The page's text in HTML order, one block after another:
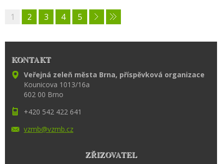
1 2 3 4 5
KONTAKT
Veřejná zeleň města Brna, příspěvková organizace
Kounicova 1013/16a
602 00 Brno
+420 542 422 641
vzmb@vzmb.cz
ZŘIZOVATEL